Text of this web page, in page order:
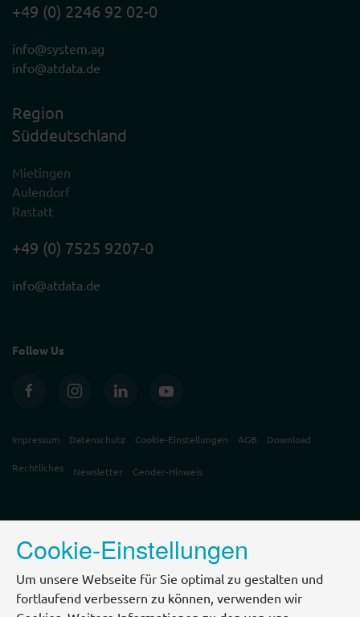
+49 (0) 2246 92 02-0
info@system.ag
info@atdata.de
Region
Süddeutschland
Mietingen
Aulendorf
Rastatt
+49 (0) 7525 9207-0
info@atdata.de
Follow Us
Impressum Datenschutz Cookie-Einstellungen AGB Download
Rechtliches Newsletter Gender-Hinweis
Cookie-Einstellungen
Um unsere Webseite für Sie optimal zu gestalten und
fortlaufend verbessern zu können, verwenden wir